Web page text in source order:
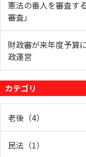
憲法の番人を審査す
審査」
財政審が来年度予算
政運営
カテゴリ
老後（4）
民法（1）